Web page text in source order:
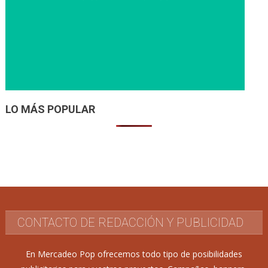
LO MÁS POPULAR
CONTACTO DE REDACCIÓN Y PUBLICIDAD
En Mercadeo Pop ofrecemos todo tipo de posibilidades